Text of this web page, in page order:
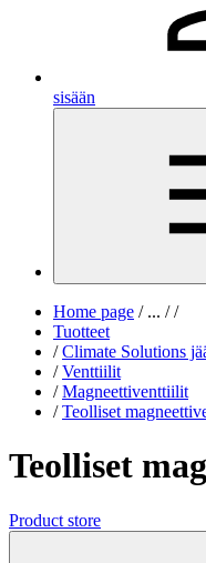
sisään
Home page /... / /
Tuotteet
/ Climate Solutions
/ Venttiilit
/ Magneettiventtiilit
/ Teolliset
Teolliset
Product store